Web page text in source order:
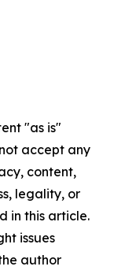
"as is"
accept any
content,
legality, or
in this article.
issues
author